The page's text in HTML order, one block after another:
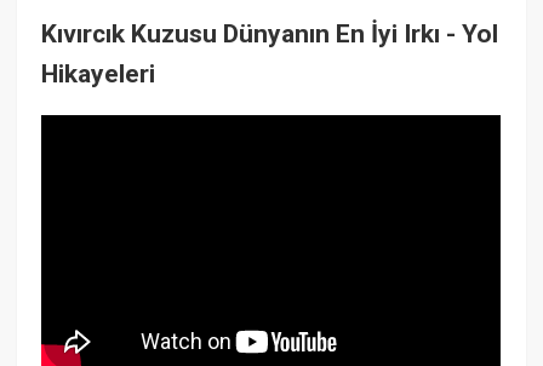
Kıvırcık Kuzusu Dünyanın En İyi Irkı - Yol
Hikayeleri